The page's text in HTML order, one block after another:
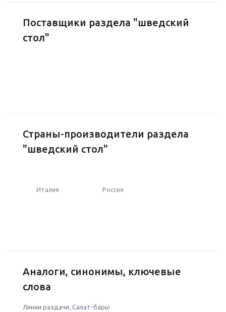
Поставщики раздела "шведский
стол"
Страны-производители раздела
"шведский стол"
Италия Россия
Аналоги, синонимы, ключевые
слова
Линии раздачи Салат-бары